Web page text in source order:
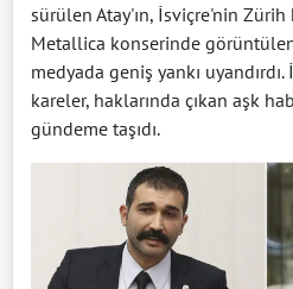
sürülen Atay'ın, İsviçre'nin
Metallica konserinde
medyada geniş yankı
kareler, haklarında çıkan aşk
gündeme taşıdı.